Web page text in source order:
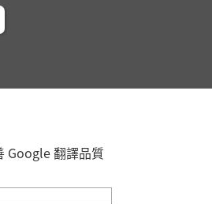
月餅」手作課程
遠鏡工作坊】
08月15日
Google 翻譯品質